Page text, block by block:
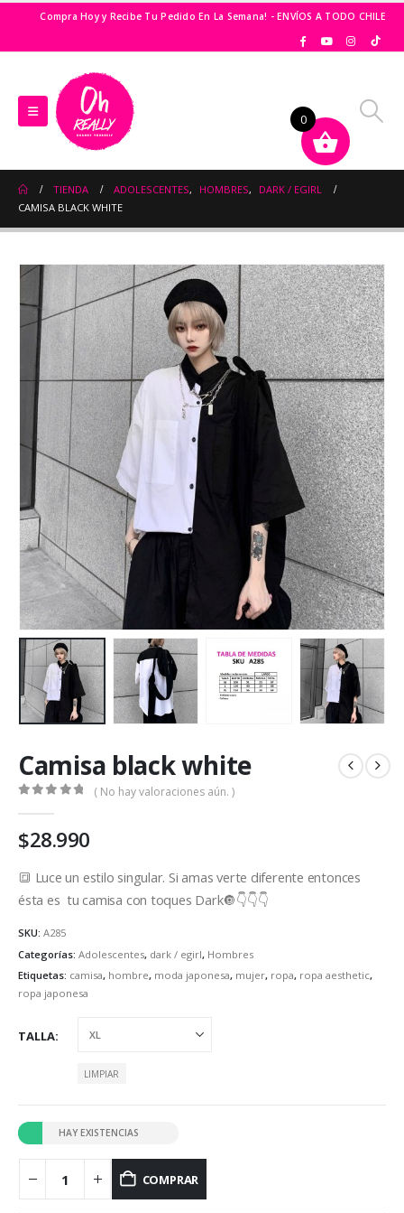
Compra Hoy y Recibe Tu Pedido En La Semana! - ENVÍOS A TODO CHILE
TIENDA ADOLESCENTES, HOMBRES,
DARK / EGIRL
CAMISA BLACK WHITE
Camisa black white
( No hay valoraciones aún. )
$28.990
🔳 Luce un estilo singular. Si amas verte diferente entonces
ésta es tu camisa con toques Dark🔘👇👇👇
SKU: A285
Categorías: Adolescentes, dark / egirl, Hombres
Etiquetas: camisa, hombre, moda japonesa, mujer, ropa, ropa aesthetic,
ropa japonesa
TALLA
LIMPIAR
HAY EXISTENCIAS
COMPRAR
0